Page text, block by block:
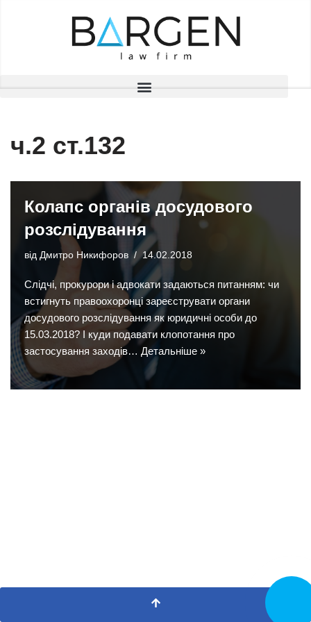
ч.2 ст.132
Колапс органів досудового
розслідування
від Дмитро Никифоров 14.02.2018
Слідчі, прокурори і адвокати задаються питанням: чи
встигнуть правоохоронці зареєструвати органи
досудового розслідування як юридичні особи до
15.03.2018? І куди подавати клопотання про
застосування заходів… Детальніше »